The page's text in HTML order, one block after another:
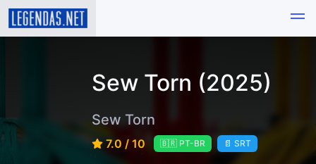
Sew Torn (2025)
Sew Torn
7.0 / 10 🇧🇷 PT-BR 📄 SRT